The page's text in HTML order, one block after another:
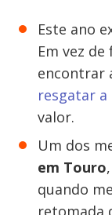
Este ano
Em vez
encontrar
resgatar
valor.
Um dos
em Touro
quando
retomada